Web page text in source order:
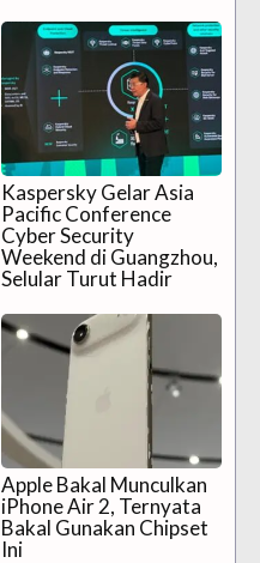
Kaspersky Gelar Asia
Pacific Conference
Cyber Security
Weekend di Guangzhou,
Selular Turut Hadir
Apple Bakal Munculkan
iPhone Air 2, Ternyata
Bakal Gunakan Chipset
Ini